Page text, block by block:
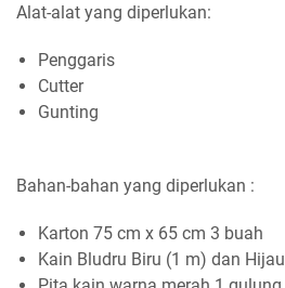
Alat-alat yang diperlukan:
Penggaris
Cutter
Gunting
Bahan-bahan yang diperlukan :
Karton 75 cm x 65 cm 3 buah
Kain Bludru Biru (1 m) dan Hijau